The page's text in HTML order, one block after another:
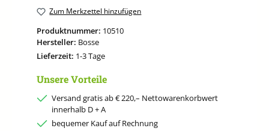
Zum Merkzettel hinzufügen
Produktnummer: 10510
Hersteller: Bosse
Lieferzeit: 1-3 Tage
Unsere Vorteile
Versand gratis ab € 220,– Nettowarenkorbwert
innerhalb D + A
bequemer Kauf auf Rechnung